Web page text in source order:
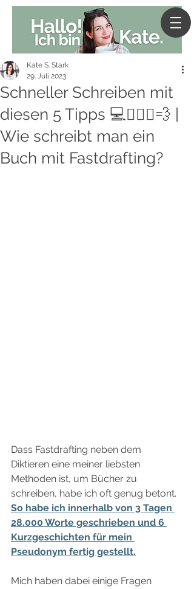
Schneller Schreiben mit
diesen 5 Tipps 💻🏃🏻‍♀️💨 |
Wie schreibt man ein
Buch mit Fastdrafting?
Kate S. Stark
29. Juli 2023
Dass Fastdrafting neben dem
Diktieren eine meiner liebsten
Methoden ist, um Bücher zu
schreiben, habe ich oft genug betont.
So habe ich innerhalb von 3 Tagen
28.000 Worte geschrieben und 6
Kurzgeschichten für mein
Pseudonym fertig gestellt.
Mich haben dabei einige Fragen